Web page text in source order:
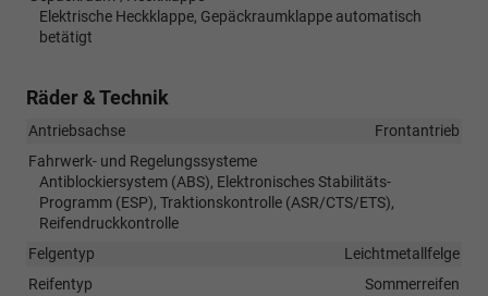
Elektrische Heckklappe, Gepäckraumklappe automatisch
betätigt
Räder & Technik
Antriebsachse
Frontantrieb
Fahrwerk- und Regelungssysteme
Antiblockiersystem (ABS), Elektronisches Stabilitäts-
Programm (ESP), Traktionskontrolle (ASR/CTS/ETS),
Reifendruckkontrolle
Felgentyp
Leichtmetallfelge
Reifentyp
Sommerreifen